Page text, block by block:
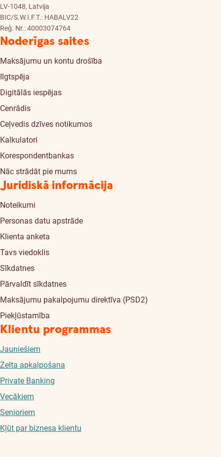
LV-1048, Latvija
BIC/S.W.I.F.T.: HABALV22
Reģ. Nr.: 40003074764
Noderīgas saites
Maksājumu un kontu drošība
Ilgtspēja
Digitālās iespējas
Cenrādis
Ceļvedis dzīves notikumos
Kalkulatori
Korespondentbankas
Nāc strādāt pie mums
Juridiskā informācija
Noteikumi
Personas datu apstrāde
Klienta anketa
Tavs viedoklis
Sīkdatnes
Pārvaldīt sīkdatnes
Maksājumu pakalpojumu direktīva (PSD2)
Piekļūstamība
Klientu programmas
Jauniešiem
Zelta apkalpošana
Private Banking
Vecākiem
Senioriem
Kļūt par biznesa klientu